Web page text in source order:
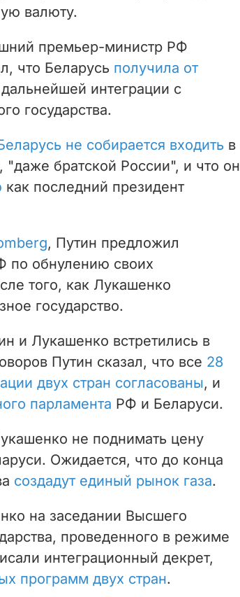
валюту.
премьер-министр РФ
что Беларусь получила от
интеграции с
государства.
не собирается входить в
"даже братской России", и что он
как последний президент
, Путин предложил
по обнулению своих
того, как Лукашенко
государство.
и Лукашенко встретились в
Путин сказал, что все 28
двух стран согласованы, и
парламента РФ и Беларуси.
не поднимать цену
Ожидается, что до конца
создадут единый рынок газа.
на заседании Высшего
проведенного в режиме
интеграционный декрет,
программ двух стран.